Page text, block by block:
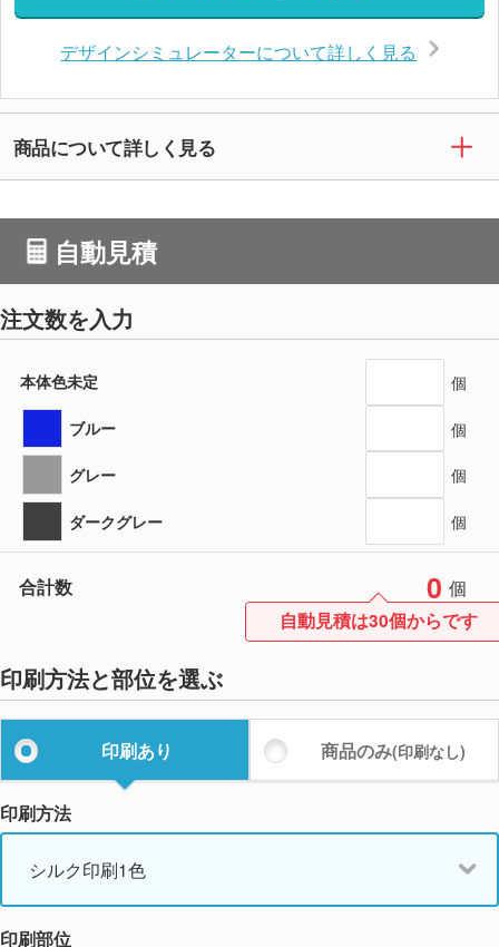
デザインシミュレーターについて詳しく見る
商品について詳しく見る
自動見積
注文数を入力
本体色未定 個
ブルー 個
グレー 個
ダークグレー 個
合計数 0 個
自動見積は30個からです
印刷方法と部位を選ぶ
印刷あり 商品のみ(印刷なし)
印刷方法
シルク印刷1色
印刷部位